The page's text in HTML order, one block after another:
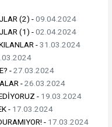
(2) -09.04.2024
(1) -02.04.2024
-31.03.2024
-27.03.2024
-26.03.2024
- 19.03.2024
- 17.03.2024
- 17.03.2024